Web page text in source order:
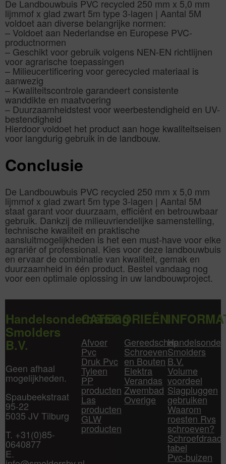
De Landbouwbuis PVC recycled 250 mm x 5,0 mm
lijmmof x glad zwart 5m type 3-lagen | Aantal 5M
voldoet aan diverse belangrijke normen:
– Voldoet aan Nederlandse en Europese PVC-
productnormen
– Geschikt voor gebruik volgens NEN-EN richtlijnen
voor agrarische toepassingen
– Milieucertificering voor gerecycled materiaal is
aanwezig
– Kwaliteitscontrole garandeert consistente
wanddikte en maatvoering
– Duurzaamheidstest voor weerbestendigheid en UV-
bestendigheid
Hierdoor voldoet het product aan hoge kwaliteitseisen
voor langdurig gebruik in de landbouw.
Conclusie
De Landbouwbuis PVC recycled 250 mm x 5,0 mm
lijmmof x glad zwart 5m type 3-lagen | Aantal 5M
staat garant voor duurzaam, efficiënt en betrouwbaar
gebruik. Dankzij de milieuvriendelijke samenstelling,
technische kwaliteit en praktische
aansluitmogelijkheden is het een must-have voor elke
agrariër of professional. Kies voor deze landbouwbuis
en ervaar de combinatie van kwaliteit, gemak en
duurzaamheid in één product. Bestel vandaag nog
voor een optimale oplossing in uw landbouwproject.
Handelsonderneming
Smolders
B.V.
Geen afhaal
mogelijkheden.
Spaubeekstraat
95-22
5035 JV Tilburg
T. +31(0)85-
0640877
E.
CATEGORIEËN
Afvoer
Pvc
Druk Pvc
Tyleen
PP
producten
Las
producten
GLW
producten
Gereedschap
Schroeven
en Bouten
Elektra
Verandas
Zwembad
Overige
Smolders
B.V.
Volume
voordeel
Slagpluggen
gebruiken
Waarom
roesten Rvs
schroeven?
Schroefdraad
tabel
Pvc-buizen